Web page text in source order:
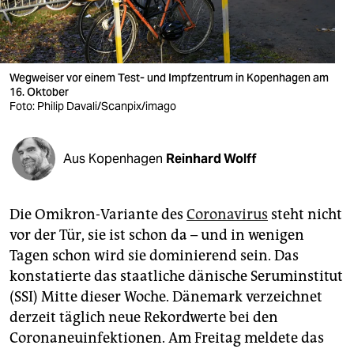
verlag
verlag
veranstaltungen
shop
fragen & hilfe
unterstützen
genossenschaft
epaper login
Wegweiser vor einem Test- und Impfzentrum in Kopenhagen am
16. Oktober
Foto: Philip Davali/Scanpix/imago
Aus Kopenhagen Reinhard Wolff
Die Omikron-Variante des Coronavirus steht nicht
vor der Tür, sie ist schon da – und in wenigen
Tagen schon wird sie dominierend sein. Das
konstatierte das staatliche dänische Seruminstitut
(SSI) Mitte dieser Woche. Dänemark verzeichnet
derzeit täglich neue Rekordwerte bei den
Coronaneuinfektionen. Am Freitag meldete das